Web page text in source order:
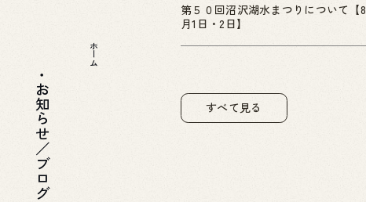
第５０回沼沢湖水まつりについて【8
月1日・2日】
すべて見る
ホーム
お知らせ／ブログ